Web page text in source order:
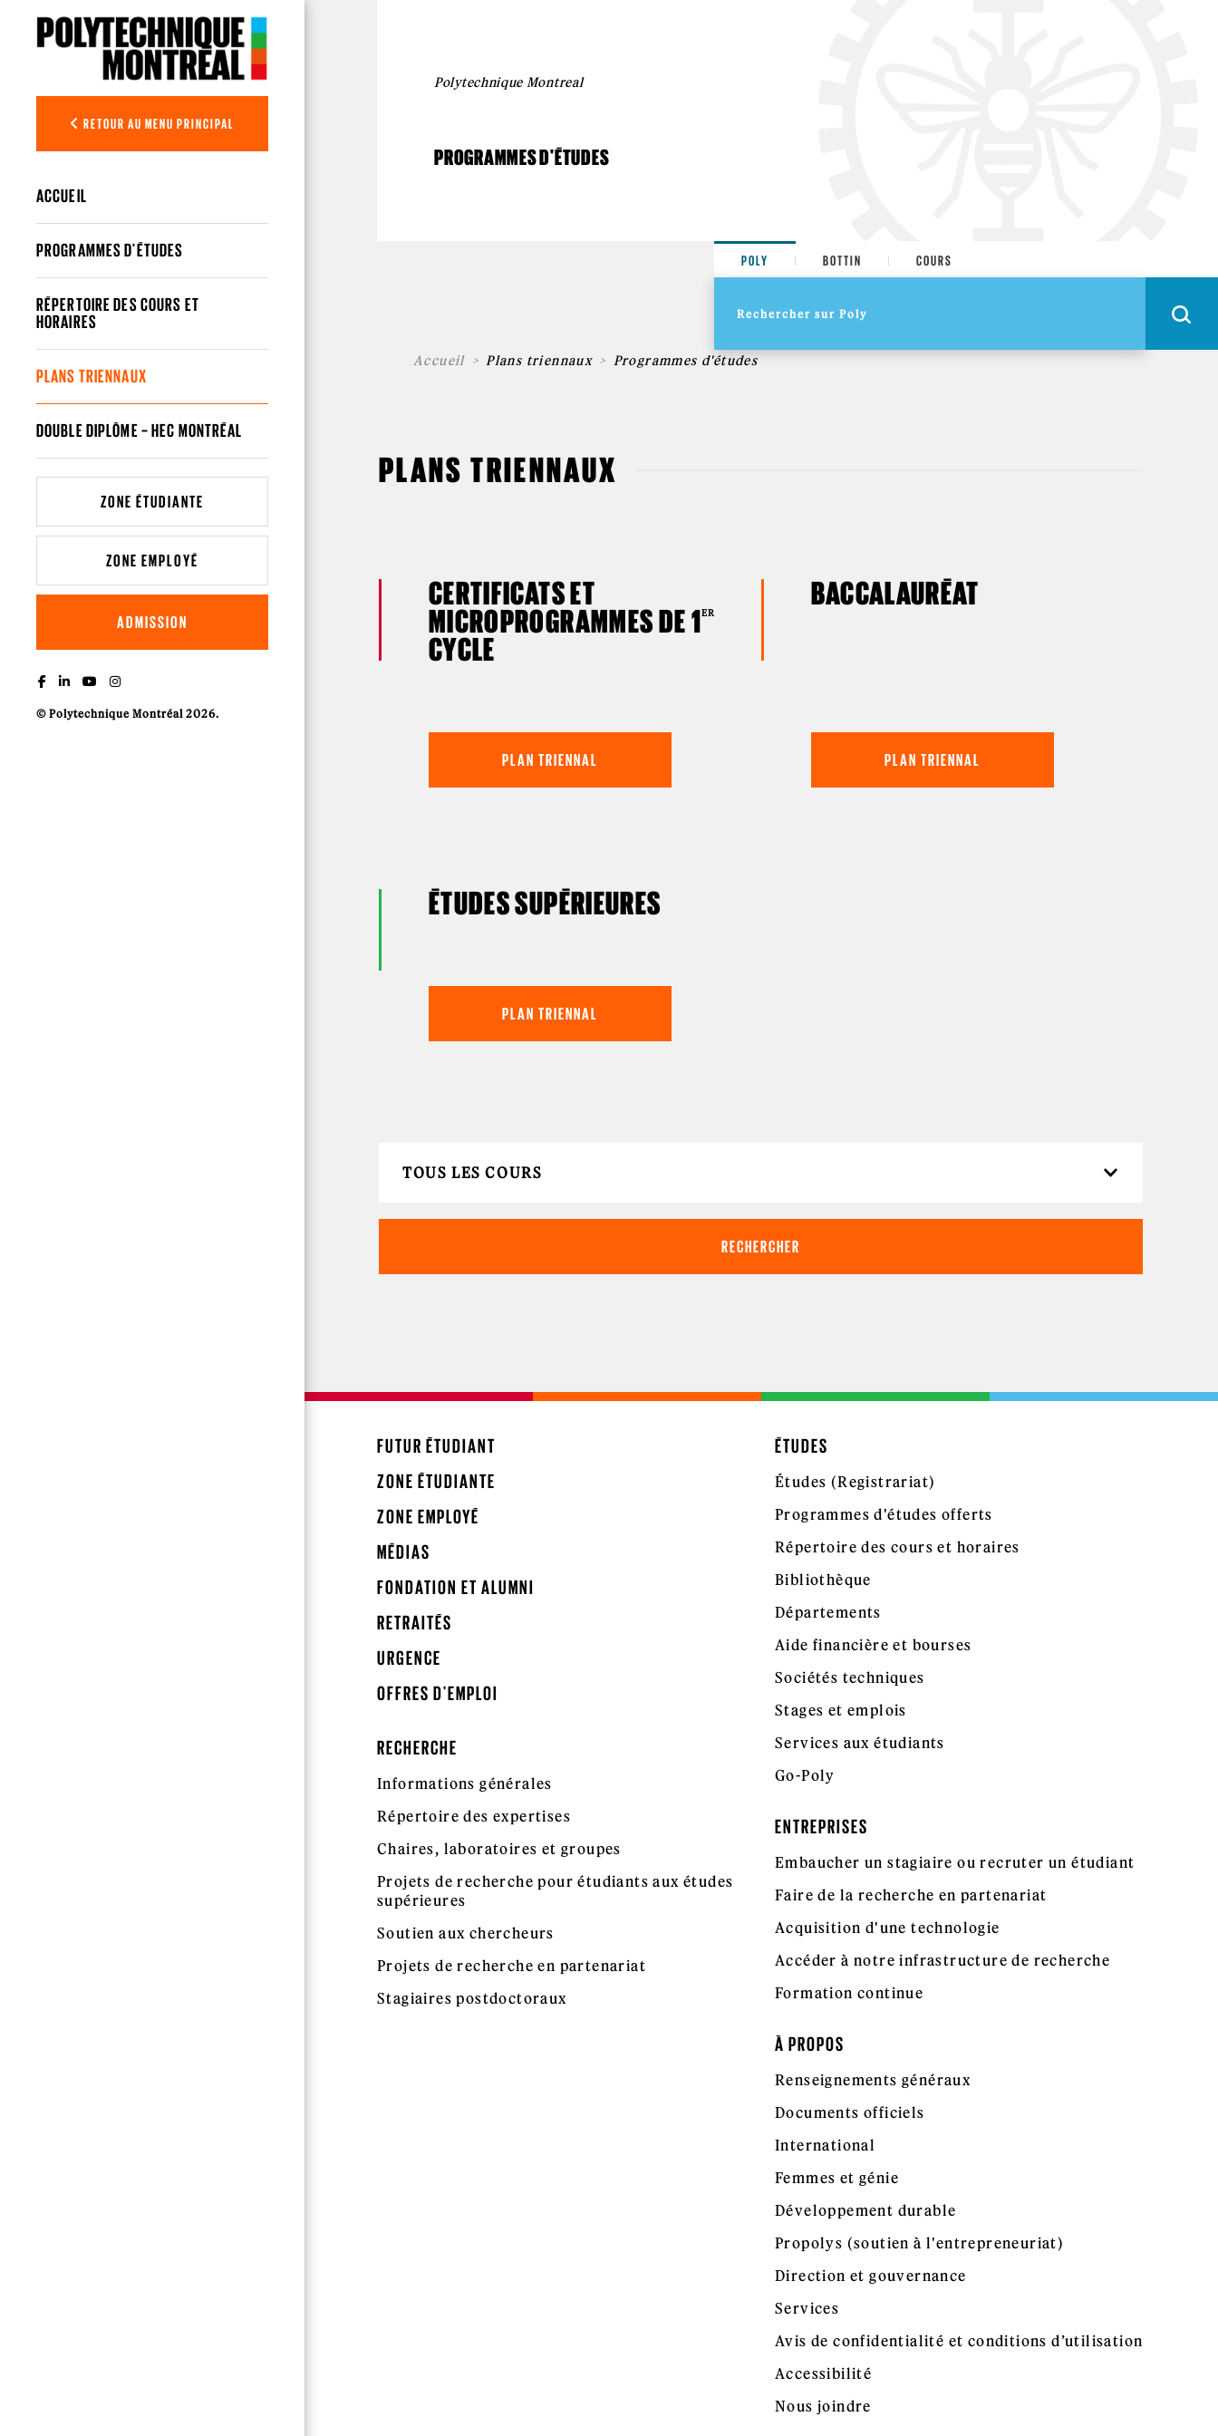
RETOUR AU MENU PRINCIPAL
ACCUEIL
PROGRAMMES D'ÉTUDES
RÉPERTOIRE DES COURS ET
HORAIRES
PLANS TRIENNAUX
DOUBLE DIPLÔME – HEC MONTRÉAL
ZONE ÉTUDIANTE
ZONE EMPLOYÉ
ADMISSION
© Polytechnique Montréal 2026.
Polytechnique Montreal
PROGRAMMES D'ÉTUDES
POLY BOTTIN COURS
Accueil Plans triennaux Programmes d'études
PLANS TRIENNAUX
CERTIFICATS ET
MICROPROGRAMMES DE 1ER
CYCLE
PLAN TRIENNAL
BACCALAURÉAT
PLAN TRIENNAL
ÉTUDES SUPÉRIEURES
PLAN TRIENNAL
FUTUR ÉTUDIANT
ZONE ÉTUDIANTE
ZONE EMPLOYÉ
MÉDIAS
FONDATION ET ALUMNI
RETRAITÉS
URGENCE
OFFRES D'EMPLOI
ÉTUDES
Études (Registrariat)
Programmes d'études offerts
Répertoire des cours et horaires
Bibliothèque
Départements
Aide financière et bourses
Sociétés techniques
Stages et emplois
Services aux étudiants
Go-Poly
RECHERCHE
Informations générales
Répertoire des expertises
Chaires, laboratoires et groupes
Projets de recherche pour étudiants aux études
supérieures
Soutien aux chercheurs
Projets de recherche en partenariat
Stagiaires postdoctoraux
ENTREPRISES
Embaucher un stagiaire ou recruter un étudiant
Faire de la recherche en partenariat
Acquisition d'une technologie
Accéder à notre infrastructure de recherche
Formation continue
À PROPOS
Renseignements généraux
Documents officiels
International
Femmes et génie
Développement durable
Propolys (soutien à l'entrepreneuriat)
Direction et gouvernance
Services
Avis de confidentialité et conditions d’utilisation
Accessibilité
Nous joindre